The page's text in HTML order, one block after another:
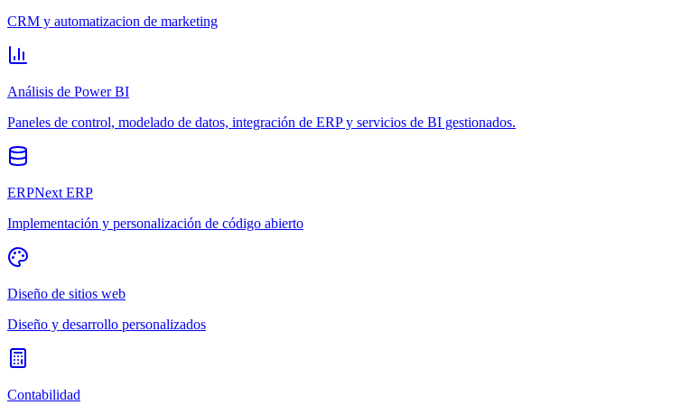
CRM y automatizacion de marketing
Análisis de Power BI
Paneles de control, modelado de datos, integración de ERP y servicios de BI gestionados.
ERPNext ERP
Implementación y personalización de código abierto
Diseño de sitios web
Diseño y desarrollo personalizados
Contabilidad